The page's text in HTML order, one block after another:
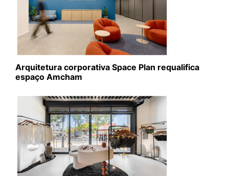
Arquitetura corporativa Space Plan requalifica
espaço Amcham